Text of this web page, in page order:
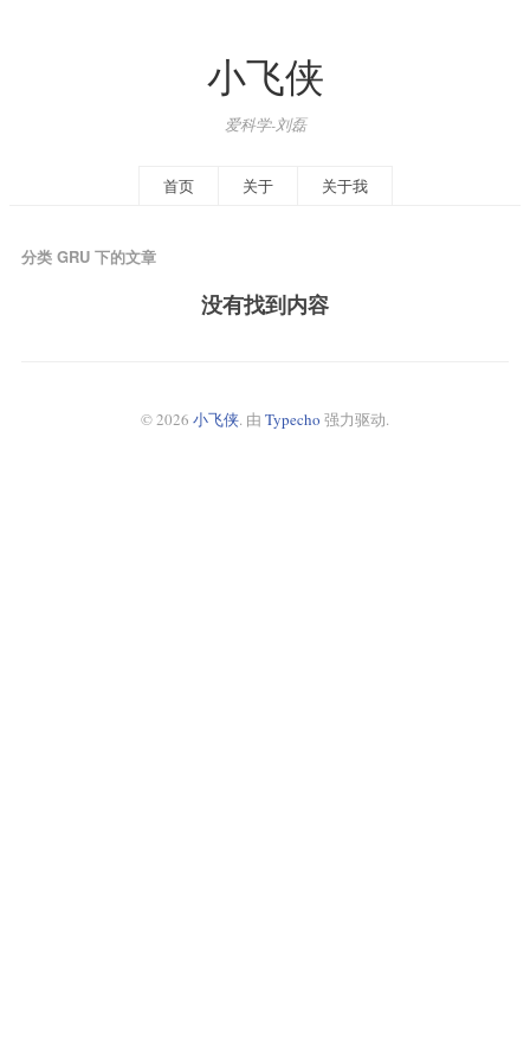
小飞侠
爱科学-刘磊
首页 关于 关于我
分类 GRU 下的文章
没有找到内容
© 2026 小飞侠. 由 Typecho 强力驱动.